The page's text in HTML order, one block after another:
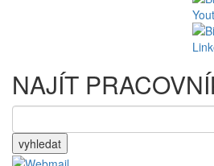
NAJÍT
vyhledat